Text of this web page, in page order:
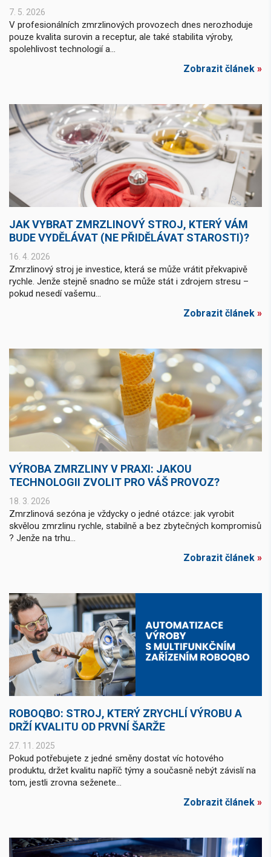
7. 5. 2026
V profesionálních zmrzlinových provozech dnes nerozhoduje
pouze kvalita surovin a receptur, ale také stabilita výroby,
spolehlivost technologií a...
Zobrazit článek »
JAK VYBRAT ZMRZLINOVÝ STROJ, KTERÝ VÁM
BUDE VYDĚLÁVAT (NE PŘIDĚLÁVAT STAROSTI)?
16. 4. 2026
Zmrzlinový stroj je investice, která se může vrátit překvapivě
rychle. Jenže stejně snadno se může stát i zdrojem stresu –
pokud nesedí vašemu...
Zobrazit článek »
VÝROBA ZMRZLINY V PRAXI: JAKOU
TECHNOLOGII ZVOLIT PRO VÁŠ PROVOZ?
18. 3. 2026
Zmrzlinová sezóna je vždycky o jedné otázce: jak vyrobit
skvělou zmrzlinu rychle, stabilně a bez zbytečných kompromisů
? Jenže na trhu...
Zobrazit článek »
ROBOQBO: STROJ, KTERÝ ZRYCHLÍ VÝROBU A
DRŽÍ KVALITU OD PRVNÍ ŠARŽE
27. 11. 2025
Pokud potřebujete z jedné směny dostat víc hotového
produktu, držet kvalitu napříč týmy a současně nebýt závislí na
tom, jestli zrovna seženete...
Zobrazit článek »